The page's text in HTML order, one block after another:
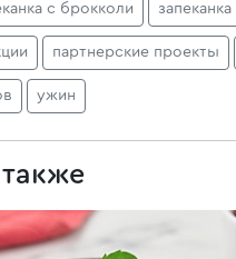
с брокколи
партнерские проекты
ужин